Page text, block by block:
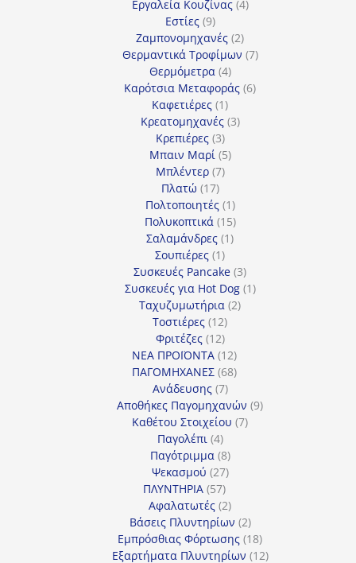
προϊόντα
Εργαλεία Κουζίνας 44
Εστίες 99
προϊόντα
Ζαμπονομηχανές 22
προϊόντα
Θερμαντικά Τροφίμων 77
Θερμόμετρα 44
προϊόντα
Καρότσια Μεταφοράς 66
Καφετιέρες 11
προϊόν
Κρεατομηχανές 33
Κρεπιέρες 33
προϊόντα
Μπαιν Μαρί 55
Μπλέντερ 77
Πλατώ 1717
προϊόντα
Πολτοποιητές 11
προϊόν
Πολυκοπτικά 1515
προϊόντα
Σαλαμάνδρες 11
Σουπιέρες 11
προϊόν
Συσκευές Pancake 33
προϊόντα
Συσκευές για Hot Dog 11
Ταχυζυμωτήρια 22
Τοστιέρες 1212
προϊόντα
Φριτέζες 1212
προϊόντα
ΝΕΑ ΠΡΟΪΟΝΤΑ 1212
προϊόντα
ΠΑΓΟΜΗΧΑΝΕΣ 6868
Ανάδευσης 77
προϊόντα
Αποθήκες Παγομηχανών 99
Καθέτου Στοιχείου 77
Παγολέπι 44
προϊόντα
Παγότριμμα 88
προϊόντα
Ψεκασμού 2727
προϊόντα
ΠΛΥΝΤΗΡΙΑ 5757
προϊόντα
Αφαλατωτές 22
προϊόντα
Βάσεις Πλυντηρίων 22
προϊόντα
Εμπρόσθιας Φόρτωσης 1818
προϊόντα
Εξαρτήματα Πλυντηρίων 1212